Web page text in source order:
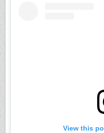
View this